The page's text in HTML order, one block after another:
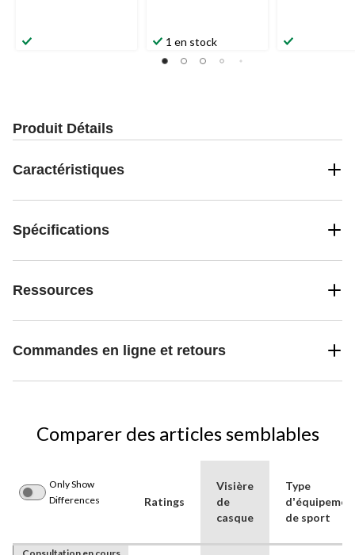
1 en stock
Produit Détails
Caractéristiques
Spécifications
Ressources
Commandes en ligne et retours
Comparer des articles semblables
Only Show
Differences
Ratings
Visière
de
casque
Type
de sport